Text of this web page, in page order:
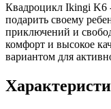
Квадроцикл Ikingi K6
подарить своему
приключений и
комфорт и высокое
вариантом для